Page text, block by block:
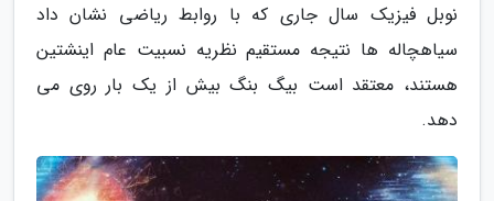
نوبل فیزیک سال جاری که با روابط ریاضی نشان داد
سیاهچاله ها نتیجه مستقیم نظریه نسبیت عام اینشتین
هستند، معتقد است بیگ بنگ بیش از یک بار روی می
دهد.